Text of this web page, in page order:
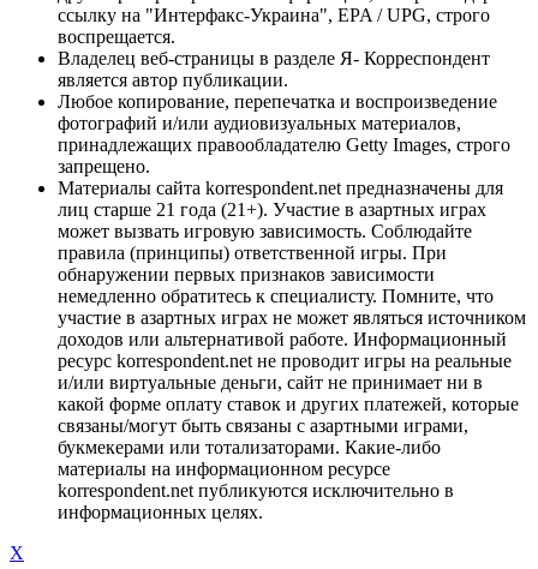
ссылку на "Интерфакс-Украина", EPA / UPG, строго
воспрещается.
Владелец веб-страницы в разделе Я- Корреспондент
является автор публикации.
Любое копирование, перепечатка и воспроизведение
фотографий и/или аудиовизуальных материалов,
принадлежащих правообладателю Getty Images, строго
запрещено.
Материалы сайта korrespondent.net предназначены для
лиц старше 21 года (21+). Участие в азартных играх
может вызвать игровую зависимость. Соблюдайте
правила (принципы) ответственной игры. При
обнаружении первых признаков зависимости
немедленно обратитесь к специалисту. Помните, что
участие в азартных играх не может являться источником
доходов или альтернативой работе. Информационный
ресурс korrespondent.net не проводит игры на реальные
и/или виртуальные деньги, сайт не принимает ни в
какой форме оплату ставок и других платежей, которые
связаны/могут быть связаны с азартными играми,
букмекерами или тотализаторами. Какие-либо
материалы на информационном ресурсе
korrespondent.net публикуются исключительно в
информационных целях.
X